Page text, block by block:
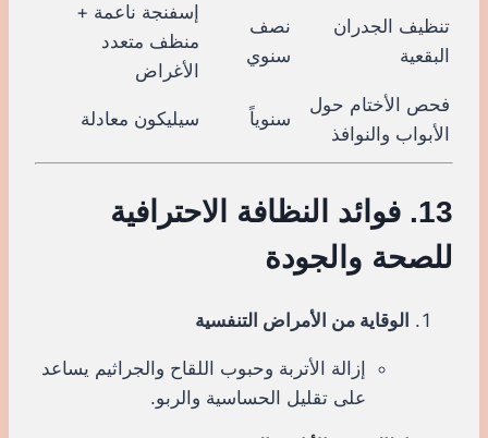
تنظيف الجدران
البقعية
نصف
سنوي
إسفنجة ناعمة +
منظف متعدد
الأغراض
فحص الأختام حول
الأبواب والنوافذ
سنوياً سيليكون معادلة
13. فوائد النظافة الاحترافية
للصحة والجودة
الوقاية من الأمراض التنفسية
إزالة الأتربة وحبوب اللقاح والجراثيم يساعد
على تقليل الحساسية والربو.